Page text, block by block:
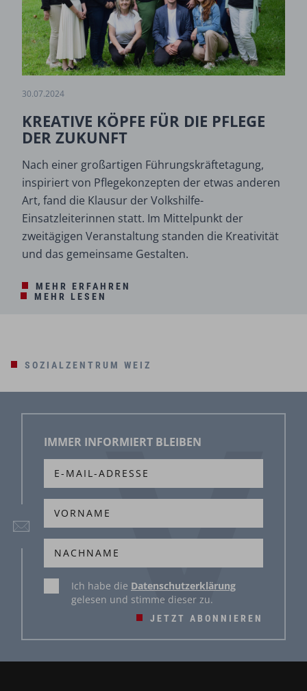
30.07.2024
KREATIVE KÖPFE FÜR DIE PFLEGE
DER ZUKUNFT
Nach einer großartigen Führungskräftetagung,
inspiriert von Pflegekonzepten der etwas anderen
Art, fand die Klausur der Volkshilfe-
Einsatzleiterinnen statt. Im Mittelpunkt der
zweitägigen Veranstaltung standen die Kreativität
und das gemeinsame Gestalten.
MEHR ERFAHREN
MEHR LESEN
SOZIALZENTRUM WEIZ
IMMER INFORMIERT BLEIBEN
JETZT ABONNIEREN
Ich habe die Datenschutzerklärung
gelesen und stimme dieser zu.